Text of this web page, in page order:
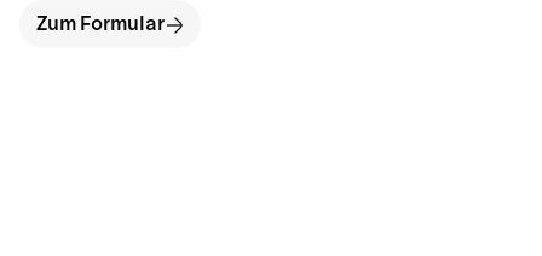
Zum Formular